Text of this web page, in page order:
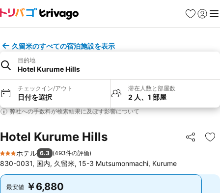
お気に入り
ログイ
メ
久留米のすべての宿泊施設を表示
目的地
Hotel Kurume Hills
チェックイン/アウト
日付を選択
滞在人数と部屋数
2 人、1 部屋
弊社への手数料が検索結果に及ぼす影響について
Hotel Kurume Hills シェア
お
3 ホテルのランク
ホテル 6.3 (493件の評価)
830-0031, 国内, 久留米, 15-3 Mutsumonmachi, Kurume
最安値 ￥6,880
最安値 ￥6,880